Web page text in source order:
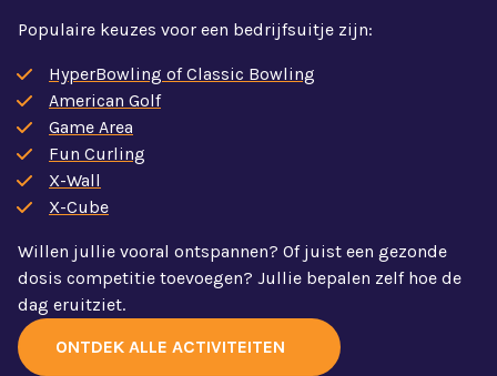
Populaire keuzes voor een bedrijfsuitje zijn:
HyperBowling of Classic Bowling
American Golf
Game Area
Fun Curling
X-Wall
X-Cube
Willen jullie vooral ontspannen? Of juist een gezonde
dosis competitie toevoegen? Jullie bepalen zelf hoe de
dag eruitziet.
ONTDEK ALLE ACTIVITEITEN